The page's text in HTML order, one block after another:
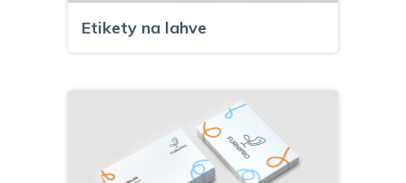
Etikety na lahve